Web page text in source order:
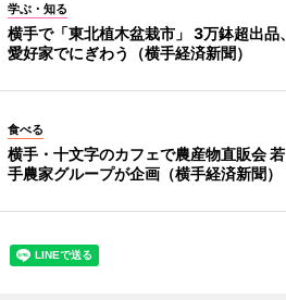
学ぶ・知る
横手で「東北植木盆栽市」 3万鉢超出品、
愛好家でにぎわう（横手経済新聞）
食べる
横手・十文字のカフェで農産物直販会 若
手農家グループが企画（横手経済新聞）